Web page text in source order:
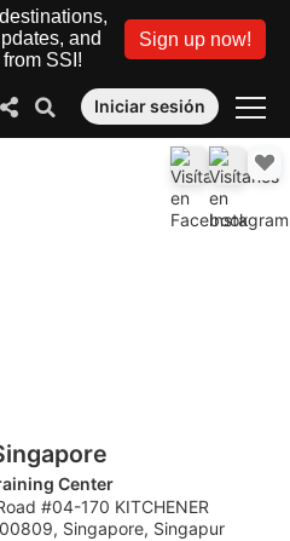
and
SSI!
Sign up now!
Iniciar sesión
Center
#04-170 KITCHENER
Singapore, Singapur